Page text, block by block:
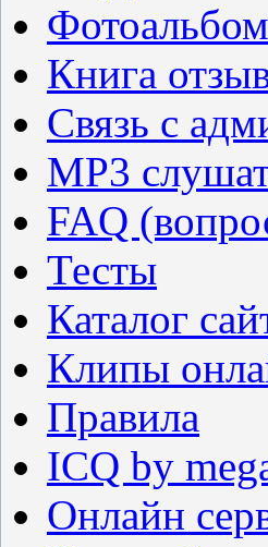
Книга
Связь с
MP3
FAQ
Тесты
Каталог
Клипы
Правила
ICQ by
Онлайн